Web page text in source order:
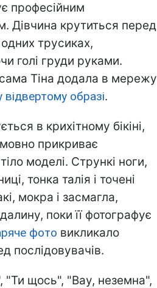
професійним
Дівчина крутиться перед
трусиках,
голі груди руками.
сама Тіна додала в мережу
відвертому образі.
в крихітному бікіні,
прикриває
моделі. Стрункі ноги,
тонка талія і точені
мокра і засмагла,
поки її фотографує
фото викликало
послідовувачів.
"Ти щось", "Вау, неземна",